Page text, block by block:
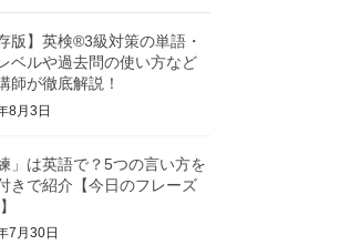
版】英検®3級対策の単語・
ベルや過去問の使い方など
師が徹底解説！
8月3日
」は英語で？5つの言い方を
きで紹介【今日のフレーズ
7月30日